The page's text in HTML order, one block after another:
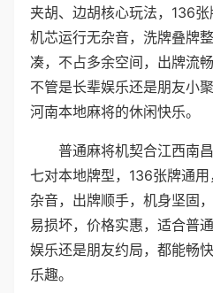
夹胡、边胡核心玩法，136
机芯运行无杂音，洗牌叠牌
凑，不占多余空间，出牌流
不管是长辈娱乐还是朋友小
河南本地麻将的休闲快乐。
普通麻将机契合江西南
七对本地牌型，136张牌通
杂音，出牌顺手，机身坚固
易损坏，价格实惠，适合普
娱乐还是朋友约局，都能畅
乐趣。